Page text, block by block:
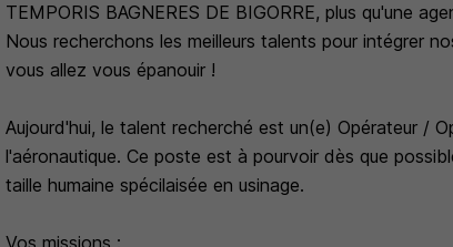
TEMPORIS BAGNERES DE BIGORRE, plus qu'une
Nous recherchons les meilleurs talents pour intégrer
vous allez vous épanouir !
Aujourd'hui, le talent recherché est un(e) Opérateur /
l'aéronautique. Ce poste est à pourvoir dès que
taille humaine spécilaisée en usinage.
Vos missions :